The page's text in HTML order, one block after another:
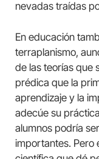
nevadas traídas
En educación
terraplanismo,
de las teorías que
prédica que la
aprendizaje y la
adecúe su
alumnos podría
importantes. Pero